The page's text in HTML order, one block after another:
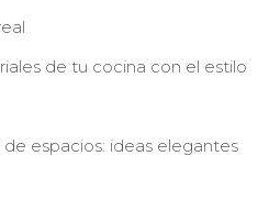
de tu cocina con el estilo
espacios: ideas elegantes